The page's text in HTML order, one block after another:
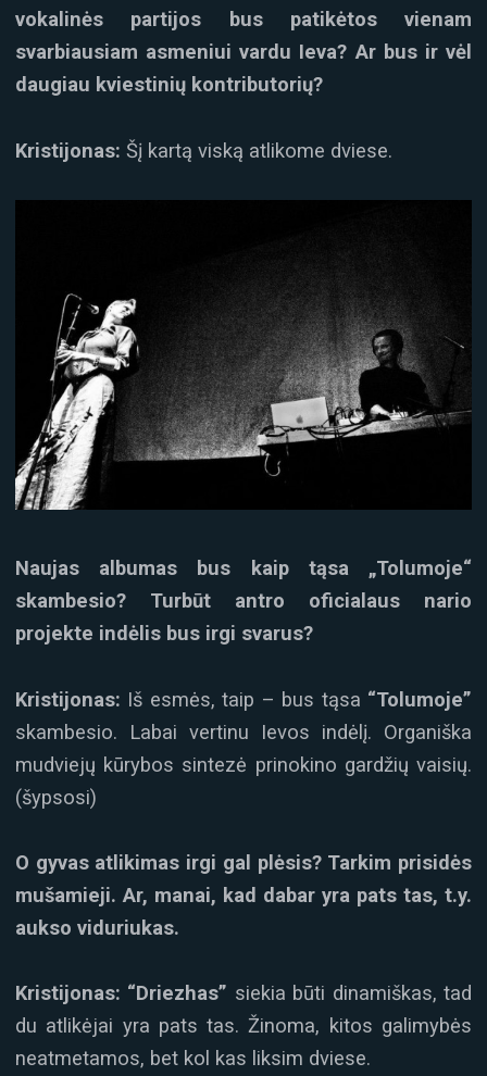
vokalinės partijos bus patikėtos vienam
svarbiausiam asmeniui vardu Ieva? Ar bus ir vėl
daugiau kviestinių kontributorių?
Kristijonas: Šį kartą viską atlikome dviese.
Naujas albumas bus kaip tąsa „Tolumoje“
skambesio? Turbūt antro oficialaus nario
projekte indėlis bus irgi svarus?
Kristijonas: Iš esmės, taip – bus tąsa “Tolumoje”
skambesio. Labai vertinu Ievos indėlį. Organiška
mudviejų kūrybos sintezė prinokino gardžių vaisių.
(šypsosi)
O gyvas atlikimas irgi gal plėsis? Tarkim prisidės
mušamieji. Ar, manai, kad dabar yra pats tas, t.y.
aukso viduriukas.
Kristijonas: “Driezhas” siekia būti dinamiškas, tad
du atlikėjai yra pats tas. Žinoma, kitos galimybės
neatmetamos, bet kol kas liksim dviese.